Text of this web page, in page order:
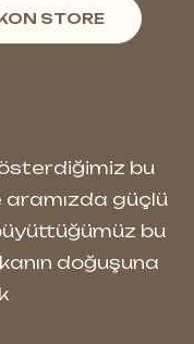
STORE
bu
güçlü
bu
doğuşuna